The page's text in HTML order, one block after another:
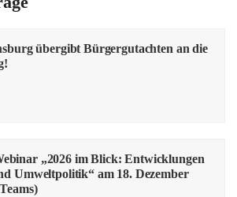
übergibt Bürgergutachten an die
„2026 im Blick: Entwicklungen
Umweltpolitik“ am 18. Dezember